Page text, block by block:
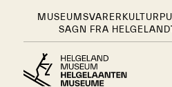
MUSEUMSVARER
SAGN FRA HELGELAND